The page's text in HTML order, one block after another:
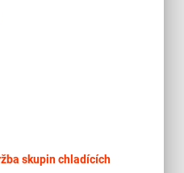
skupin chladících